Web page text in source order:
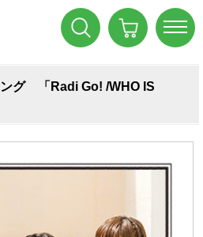
ング 「Radi Go! /WHO IS